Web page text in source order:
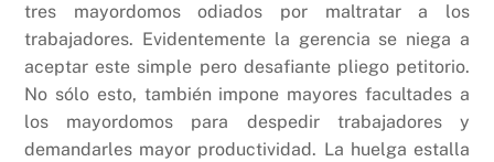
tres mayordomos odiados por maltratar a los
trabajadores. Evidentemente la gerencia se niega a
aceptar este simple pero desafiante pliego petitorio.
No sólo esto, también impone mayores facultades a
los mayordomos para despedir trabajadores y
demandarles mayor productividad. La huelga estalla